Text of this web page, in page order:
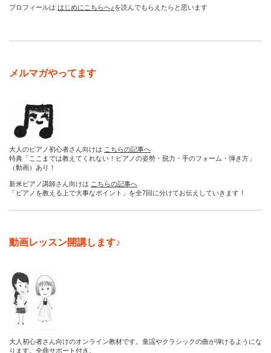
プロフィールは はじめにこちらへ♪を読んでもらえたらと思います
メルマガやってます
大人のピアノ初心者さん向けは こちらの記事へ
特典「ここまでは教えてくれない！ピアノの姿勢・脱力・手のフォーム・弾き方」
（動画）あり！
新米ピアノ講師さん向けは こちらの記事へ
「ピアノを教える上で大事なポイント」を全7回に分けてお伝えしていきます！
動画レッスン開講します♪
大人初心者さん向けのオンライン教材です。童謡やクラシックの曲が弾けるようにな
ります。全曲サポート付き。